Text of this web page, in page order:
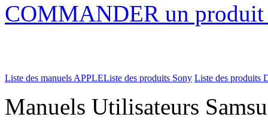
COMMANDER un
Liste des manuels APPLEListe des produits Sony Liste des produits
Manuels Utilisateurs